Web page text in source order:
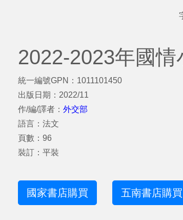
2022-2023年國情
統一編號GPN：1011101450
出版日期：2022/11
作/編/譯者： 外交部
語言：法文
頁數：96
裝訂：平裝
國家書店購買 五南書店購買